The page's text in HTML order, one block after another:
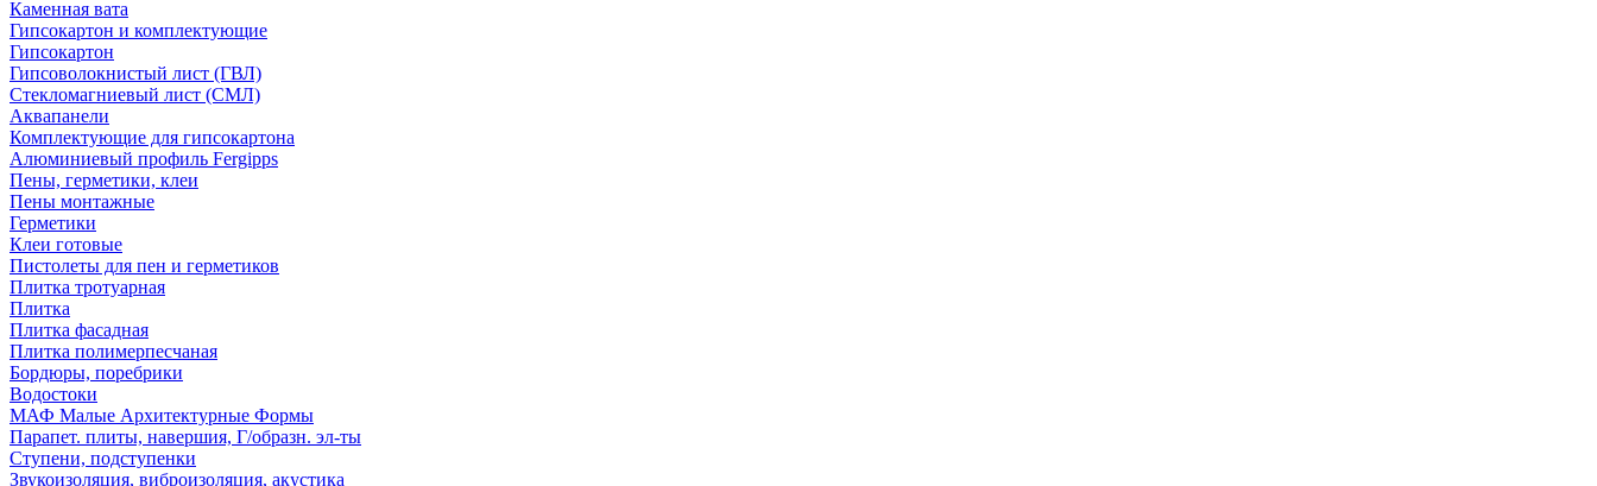
Каменная вата
Гипсокартон и комплектующие
Гипсокартон
Гипсоволокнистый лист (ГВЛ)
Стекломагниевый лист (СМЛ)
Аквапанели
Комплектующие для гипсокартона
Алюминиевый профиль Fergipps
Пены, герметики, клеи
Пены монтажные
Герметики
Клеи готовые
Пистолеты для пен и герметиков
Плитка тротуарная
Плитка
Плитка фасадная
Плитка полимерпесчаная
Бордюры, поребрики
Водостоки
МАФ Малые Архитектурные Формы
Парапет. плиты, навершия, Г/образн. эл-ты
Ступени, подступенки
Звукоизоляция, виброизоляция, акустика